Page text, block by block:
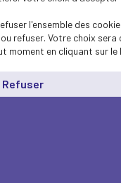
l'ensemble des
refuser. Votre choix
moment en cliquant sur le
Refuser